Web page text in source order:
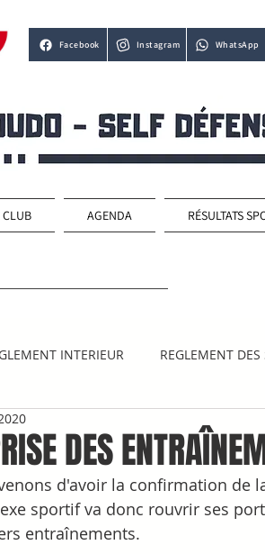
Facebook Instagram WhatsApp
CLUB AGENDA RÉSULTATS
INTERIEUR REGLEMENT DES
DES
d'avoir la confirmation de
sportif va donc rouvrir ses
entraînements.